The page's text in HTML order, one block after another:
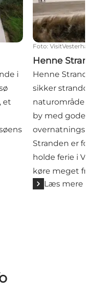
i
et
Foto:
Henne
Henne
sikker
by med gode
Stranden er
holde ferie i
køre meget
Læs mere